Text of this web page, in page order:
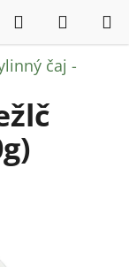
Hľadať
KOŠÍK
čaj -